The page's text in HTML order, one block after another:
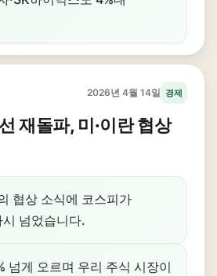
2026년 4월 14일 경제
재돌파, 미·이란 협상
협상 소식에 코스피가
넘었습니다.
넘게 오르며 우리 주식 시장이